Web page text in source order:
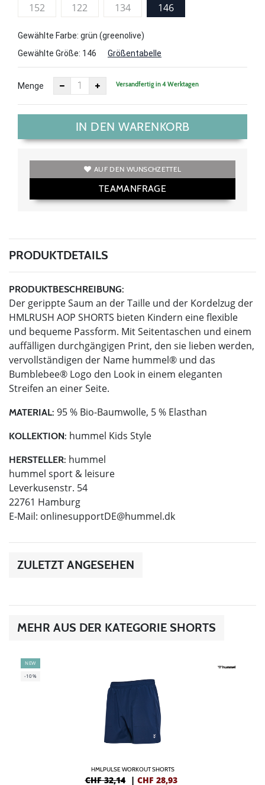
152
122 134 146
Gewählte Farbe: grün (greenolive)
Gewählte Größe: 146 Größentabelle
Menge Versandfertig in 4 Werktagen
IN DEN WARENKORB
AUF DEN WUNSCHZETTEL
TEAMANFRAGE
PRODUKTDETAILS
PRODUKTBESCHREIBUNG:
Der gerippte Saum an der Taille und der Kordelzug der
HMLRUSH AOP SHORTS bieten Kindern eine flexible
und bequeme Passform. Mit Seitentaschen und einem
auffälligen durchgängigen Print, den sie lieben werden,
vervollständigen der Name hummel® und das
Bumblebee® Logo den Look in einem eleganten
Streifen an einer Seite.
MATERIAL: 95 % Bio-Baumwolle, 5 % Elasthan
KOLLEKTION: hummel Kids Style
HERSTELLER: hummel
hummel sport & leisure
Leverkusenstr. 54
22761 Hamburg
E-Mail: onlinesupportDE@hummel.dk
ZULETZT ANGESEHEN
MEHR AUS DER KATEGORIE SHORTS
NEW
-10%
HMLPULSE WORKOUT SHORTS
CHF 32,14 | CHF 28,93